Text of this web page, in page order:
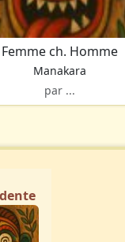
Femme ch. Homme
Manakara
par ...